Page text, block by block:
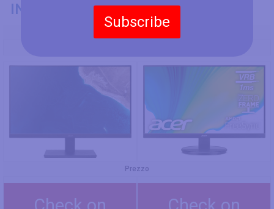
Subscribe
INFORMAZIONI GENERALI
Prezzo